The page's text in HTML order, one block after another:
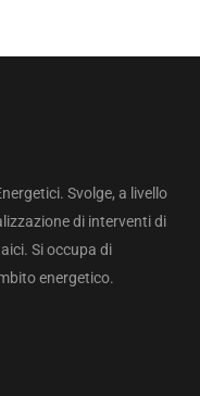
Svolge, a livello
di interventi di
Si occupa di
energetico.